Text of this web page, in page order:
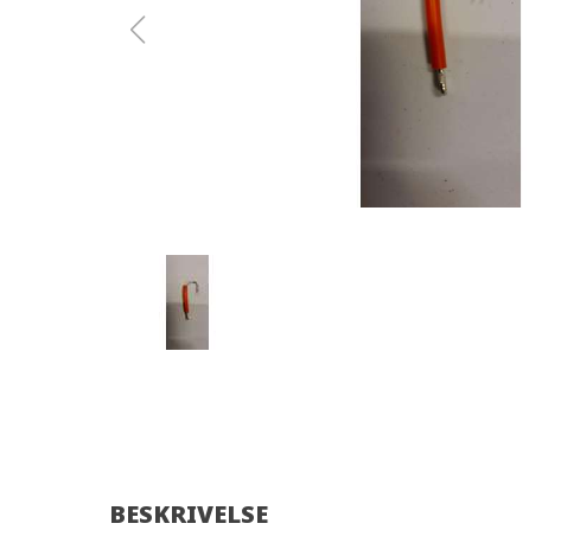
BESKRIVELSE